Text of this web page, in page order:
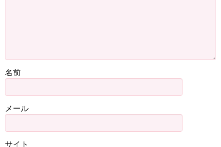
名前
メール
サイト